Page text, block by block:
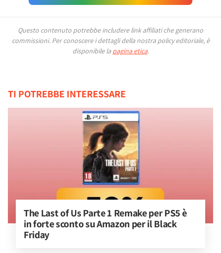
Questo contenuto potrebbe includere link affiliati che generano
commissioni. Per conoscere i dettagli della nostra policy editoriale, è
disponibile la pagina etica.
TI POTREBBE INTERESSARE
The Last of Us Parte 1 Remake per PS5 è
in forte sconto su Amazon per il Black
Friday